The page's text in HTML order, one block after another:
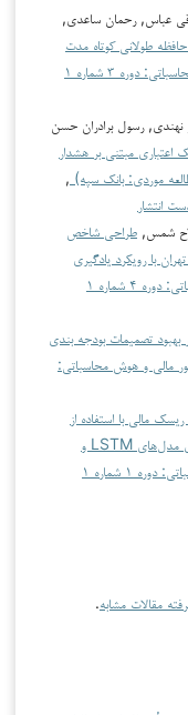
عباس, رحمان ساعدی,
طولانی کوتاه مدت
حسابداری، امور مالی و هوش محاسباتی: دوره ۳ شماره ۱
رسول برادران حسن
اعتباری مبتنی بر هشدار
موردی: بانک سپه) ,
انتشار
شمس, طراحی شاخص
با رویکرد یادگیری
حسابداری، امور مالی و هوش محاسباتی: دوره ۴ شماره ۱
تصمیمات بودجه بندی
مالی و هوش محاسباتی:
مالی با استفاده از
الگوریتم‌های یادگیری عمیق: مطالعه مقایسه‌ای مدل‌های LSTM و
حسابداری، امور مالی و هوش محاسباتی: دوره ۱ شماره ۱
مقالات مشابه.